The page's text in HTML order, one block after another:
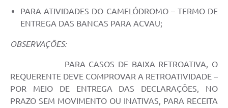
PARA ATIVIDADES DO CAMELÓDROMO – TERMO DE
ENTREGA DAS BANCAS PARA ACVAU;
OBSERVAÇÕES:
PARA CASOS DE BAIXA RETROATIVA, O
REQUERENTE DEVE COMPROVAR A RETROATIVIDADE –
POR MEIO DE ENTREGA DAS DECLARAÇÕES, NO
PRAZO SEM MOVIMENTO OU INATIVAS, PARA RECEITA